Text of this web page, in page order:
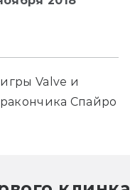
Valve и
Спайро